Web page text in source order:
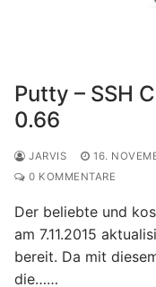
Putty – SSH
0.66
JARVIS 16.
0 KOMMENTARE
Der beliebte und
am 7.11.2015
bereit. Da mit
die……